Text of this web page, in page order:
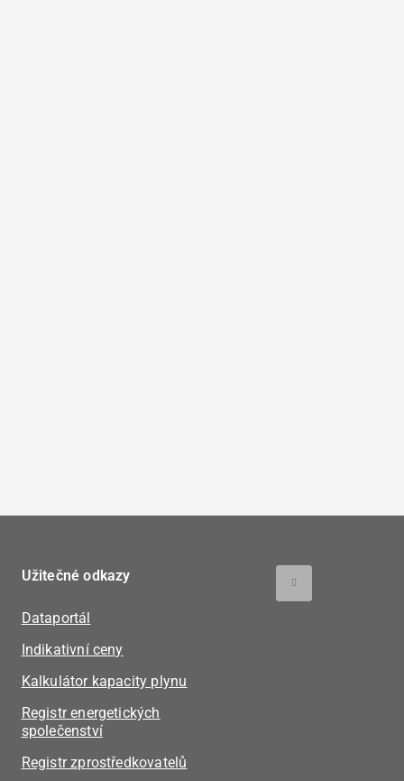
Užitečné odkazy
Dataportál
Indikativní ceny
Kalkulátor kapacity plynu
Registr energetických
společenství
Registr zprostředkovatelů